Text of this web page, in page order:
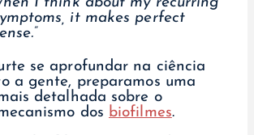
it makes perfect
se aprofundar na ciência
a gente, preparamos uma
detalhada sobre o
dos biofilmes.